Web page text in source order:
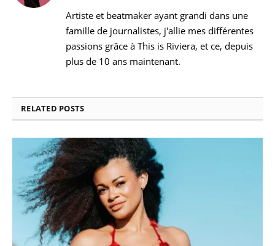
Artiste et beatmaker ayant grandi dans une
famille de journalistes, j'allie mes différentes
passions grâce à This is Riviera, et ce, depuis
plus de 10 ans maintenant.
RELATED POSTS